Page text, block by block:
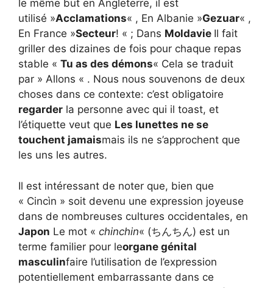
le même but en Angleterre, il est
utilisé »Acclamations« , En Albanie »Gezuar« ,
En France »Secteur! « ; Dans Moldavie Il fait
griller des dizaines de fois pour chaque repas
stable « Tu as des démons« Cela se traduit
par » Allons « . Nous nous souvenons de deux
choses dans ce contexte: c’est obligatoire
regarder la personne avec qui il toast, et
l’étiquette veut que Les lunettes ne se
touchent jamaismais ils ne s’approchent que
les uns les autres.
Il est intéressant de noter que, bien que
« Cincìn » soit devenu une expression joyeuse
dans de nombreuses cultures occidentales, en
Japon Le mot « chinchin« (ちんちん) est un
terme familier pour leorgane génital
masculinfaire l’utilisation de l’expression
potentiellement embarrassante dans ce